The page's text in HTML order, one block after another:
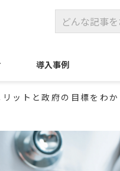
導入事例
ットと政府の目標をわ